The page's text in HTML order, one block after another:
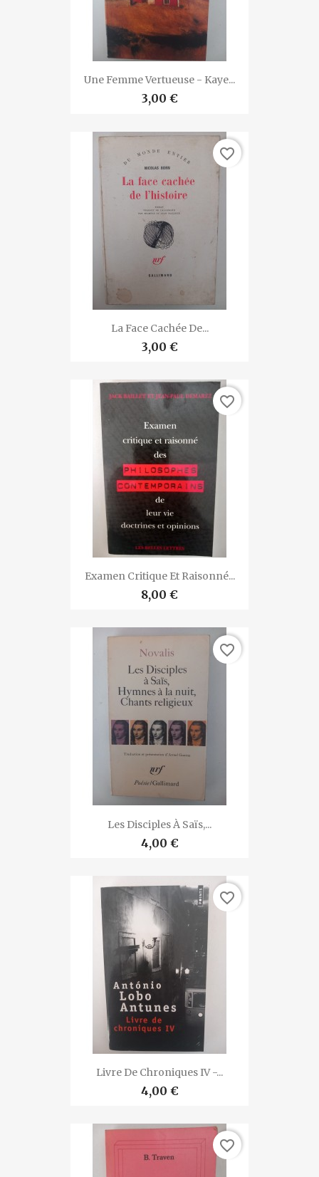
Une Femme Vertueuse - Kaye...
3,00 €
La Face Cachée De...
3,00 €
favorite_border
Examen Critique Et Raisonné...
8,00 €
favorite_border
Les Disciples À Saïs,...
4,00 €
favorite_border
Livre De Chroniques IV -...
4,00 €
favorite_border
favorite_border